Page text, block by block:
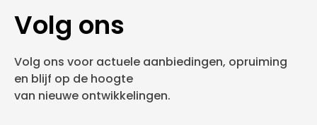
Volg ons
Volg ons voor actuele aanbiedingen, opruiming
en blijf op de hoogte
van nieuwe ontwikkelingen.